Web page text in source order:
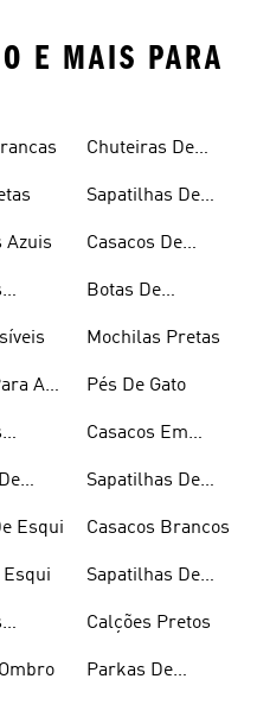
E MAIS PARA
Azuis
A
Esqui
Esqui
Chuteiras De
Sapatilhas De
Casacos De
Botas De
Mochilas Pretas
Pés De Gato
Casacos Em
Sapatilhas De
Casacos Brancos
Sapatilhas De
Calções Pretos
Parkas De